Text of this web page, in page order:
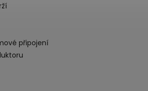
připojení